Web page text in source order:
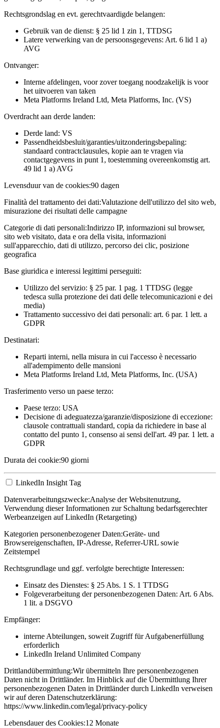
Rechtsgrondslag en evt. gerechtvaardigde belangen:
Gebruik van de dienst: § 25 lid 1 zin 1, TTDSG
Latere verwerking van de persoonsgegevens: Art. 6 lid 1 a)
AVG
Ontvanger:
Interne afdelingen, voor zover toegang noodzakelijk is voor
het uitvoeren van taken
Meta Platforms Ireland Ltd, Meta Platforms, Inc. (VS)
Overdracht aan derde landen:
Derde land: VS
Passendheidsbesluit/garanties/uitzonderingsbepaling:
standaard contractclausules, kopie aan te vragen via
contactgegevens in punt 1, toestemming overeenkomstig art.
49 lid 1 a) AVG
Levensduur van de cookies:90 dagen
Finalità del trattamento dei dati:Valutazione dell'utilizzo del sito web,
misurazione dei risultati delle campagne
Categorie di dati personali:Indirizzo IP, informazioni sul browser,
sito web visitato, data e ora della visita, informazioni
sull'apparecchio, dati di utilizzo, percorso dei clic, posizione
geografica
Base giuridica e interessi legittimi perseguiti:
Utilizzo del servizio: § 25 par. 1 pag. 1 TTDSG (legge
tedesca sulla protezione dei dati delle telecomunicazioni e dei
media)
Trattamento successivo dei dati personali: art. 6 par. 1 lett. a
GDPR
Destinatari:
Reparti interni, nella misura in cui l'accesso è necessario
all'adempimento delle mansioni
Meta Platforms Ireland Ltd, Meta Platforms, Inc. (USA)
Trasferimento verso un paese terzo:
Paese terzo: USA
Decisione di adeguatezza/garanzie/disposizione di eccezione:
clausole contrattuali standard, copia da richiedere in base al
contatto del punto 1, consenso ai sensi dell'art. 49 par. 1 lett. a
GDPR
Durata dei cookie:90 giorni
LinkedIn Insight Tag
Datenverarbeitungszwecke:Analyse der Websitenutzung,
Verwendung dieser Informationen zur Schaltung bedarfsgerechter
Werbeanzeigen auf LinkedIn (Retargeting)
Kategorien personenbezogener Daten:Geräte- und
Browsereigenschaften, IP-Adresse, Referrer-URL sowie
Zeitstempel
Rechtsgrundlage und ggf. verfolgte berechtigte Interessen:
Einsatz des Dienstes: § 25 Abs. 1 S. 1 TTDSG
Folgeverarbeitung der personenbezogenen Daten: Art. 6 Abs.
1 lit. a DSGVO
Empfänger:
interne Abteilungen, soweit Zugriff für Aufgabenerfüllung
erforderlich
LinkedIn Ireland Unlimited Company
Drittlandübermittlung:Wir übermitteln Ihre personenbezogenen
Daten nicht in Drittländer. Im Hinblick auf die Übermittlung Ihrer
personenbezogenen Daten in Drittländer durch LinkedIn verweisen
wir auf deren Datenschutzerklärung:
https://www.linkedin.com/legal/privacy-policy
Lebensdauer des Cookies:12 Monate